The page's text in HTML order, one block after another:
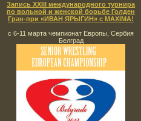
Запись XXIII международного турнира
по вольной и женской борьбе Голден
Гран-при «ИВАН ЯРЫГИН» с MAXIMA!
с 6-11 марта чемпионат Европы, Сербия
Белград